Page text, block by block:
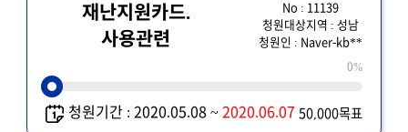
재난지원카드.
사용관련
No : 11139
청원대상지역 : 성남
청원인 : Naver-kb**
0%
청원기간 : 2020.05.08 ~2020.06.07 50,000목표